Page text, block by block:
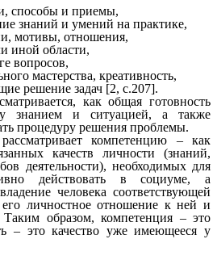
способы и приемы,
знаний и умений на практике,
мотивы, отношения,
иной области,
вопросов,
мастерства, креативность,
решение задач [2, с.207].
как общая готовность
знанием и ситуацией, а также
процедуру решения проблемы.
компетенцию – как
качеств личности (знаний,
деятельности), необходимых для
действовать в социуме, а
человека соответствующей
личностное отношение к ней и
Таким образом, компетенция – это
– это качество уже имеющееся у